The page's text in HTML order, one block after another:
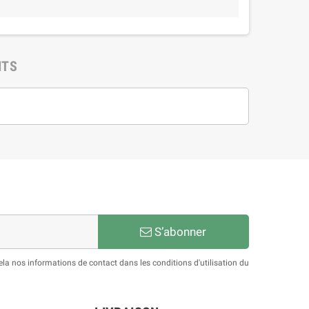
S’abonner
nos informations de contact dans les conditions d'utilisation du